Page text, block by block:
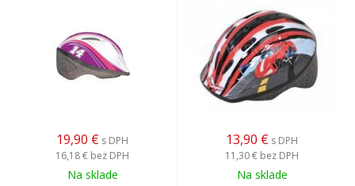
19,90 € s DPH
16,18 € bez DPH
Na sklade
13,90 € s DPH
11,30 € bez DPH
Na sklade